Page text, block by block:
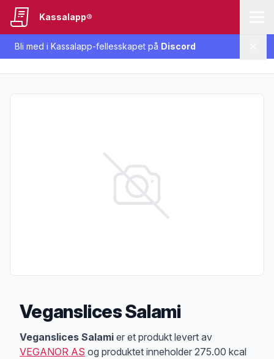
Bli med i Kassalapp-fellesskapet på Discord
Kassalapp®
Veganslices Salami
Produktbeskrivelse
Veganslices Salami er et produkt levert av
VEGANOR AS og produktet inneholder 275.00 kcal